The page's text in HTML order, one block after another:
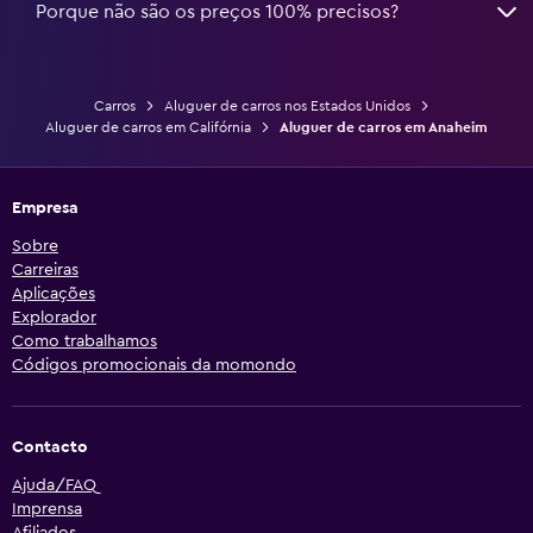
Porque não são os preços 100% precisos?
Carros
Aluguer de carros nos Estados Unidos
Aluguer de carros em Califórnia
Aluguer de carros em Anaheim
Empresa
Sobre
Carreiras
Aplicações
Explorador
Como trabalhamos
Códigos promocionais da momondo
Contacto
Ajuda/FAQ
Imprensa